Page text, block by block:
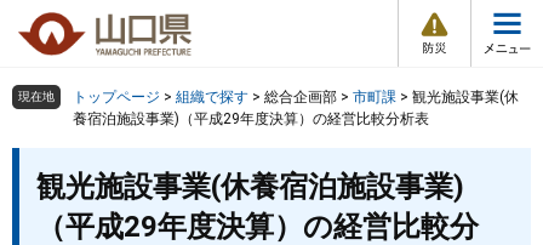
の
頭
ー
飛
情
報
メ
ュ
組織で探す
検索の仕方 組織で探す サイトマップで探す
現在地 トップページ > 組織で探す > 総合企画部 > 市町課 > 観光施設事業(休
養宿泊施設事業)（平成29年度決算）の経営比較分析表
観光施設事業(休養宿泊施設事業)
（平成29年度決算）の経営比較分